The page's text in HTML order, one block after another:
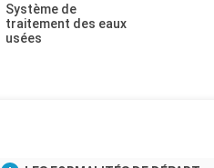
Système de
traitement des eaux
usées